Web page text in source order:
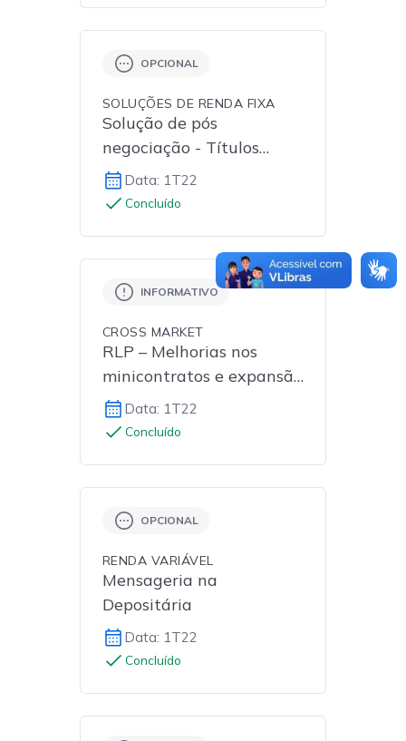
OPCIONAL
SOLUÇÕES DE RENDA FIXA
Solução de pós
negociação - Títulos
Privados (Fluxo II)
Data: 1T22
Concluído
INFORMATIVO
CROSS MARKET
RLP – Melhorias nos
minicontratos e expansão
para o mercado de ações
Data: 1T22
Concluído
OPCIONAL
RENDA VARIÁVEL
Mensageria na
Depositária
Data: 1T22
Concluído